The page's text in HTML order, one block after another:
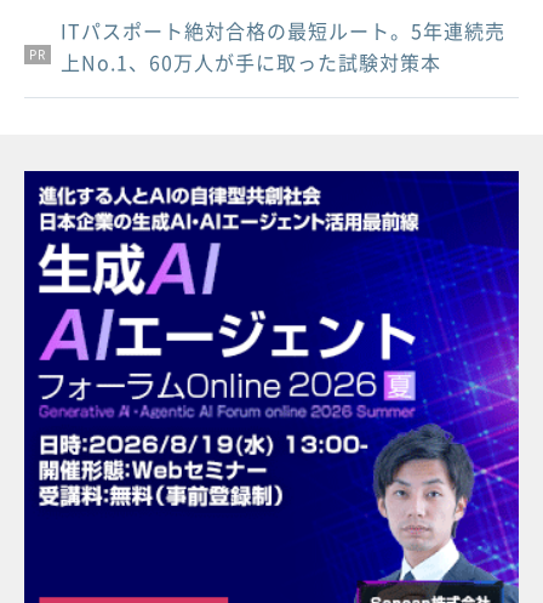
PR
PR
PR
ITパスポート絶対合格の最短ルート。5年連続売
上No.1、60万人が手に取った試験対策本